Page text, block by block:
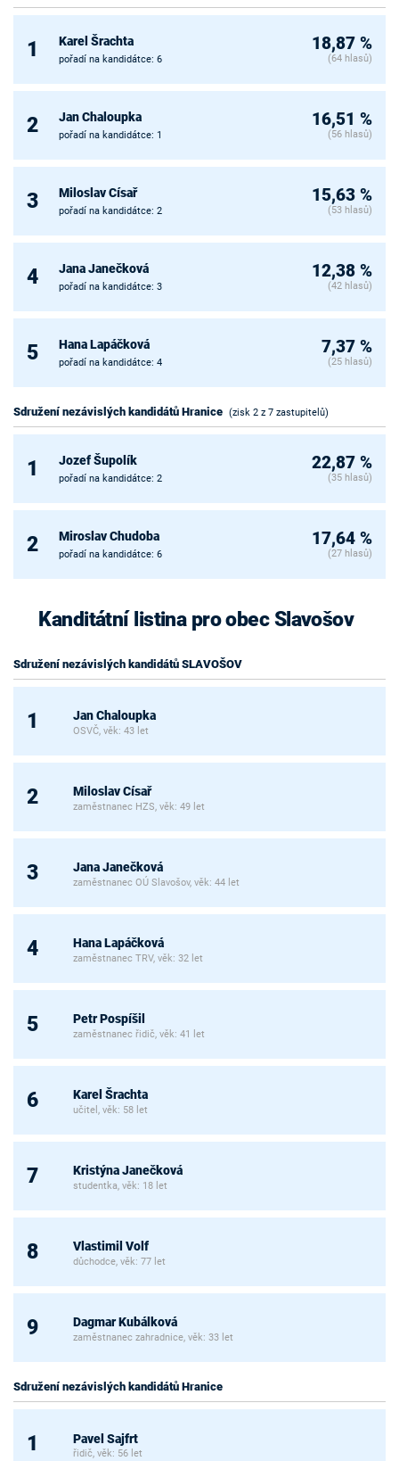
1 Karel Šrachta
pořadí na kandidátce: 6
18,87 %
(64 hlasů)
2 Jan Chaloupka
pořadí na kandidátce: 1
16,51 %
(56 hlasů)
3 Miloslav Císař
pořadí na kandidátce: 2
15,63 %
(53 hlasů)
4 Jana Janečková
pořadí na kandidátce: 3
12,38 %
(42 hlasů)
5 Hana Lapáčková
pořadí na kandidátce: 4
7,37 %
(25 hlasů)
Sdružení nezávislých kandidátů Hranice (zisk 2 z 7 zastupitelů)
1 Jozef Šupolík
pořadí na kandidátce: 2
22,87 %
(35 hlasů)
2 Miroslav Chudoba
pořadí na kandidátce: 6
17,64 %
(27 hlasů)
Kanditátní listina pro obec Slavošov
Sdružení nezávislých kandidátů SLAVOŠOV
1 Jan Chaloupka
OSVČ, věk: 43 let
2 Miloslav Císař
zaměstnanec HZS, věk: 49 let
3 Jana Janečková
zaměstnanec OÚ Slavošov, věk: 44 let
4 Hana Lapáčková
zaměstnanec TRV, věk: 32 let
5 Petr Pospíšil
zaměstnanec řidič, věk: 41 let
6 Karel Šrachta
učitel, věk: 58 let
7 Kristýna Janečková
studentka, věk: 18 let
8 Vlastimil Volf
důchodce, věk: 77 let
9 Dagmar Kubálková
zaměstnanec zahradnice, věk: 33 let
Sdružení nezávislých kandidátů Hranice
1 Pavel Sajfrt
řidič, věk: 56 let